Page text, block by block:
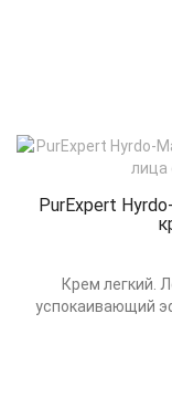
PurExpert
Крем легкий.
успокаивающий